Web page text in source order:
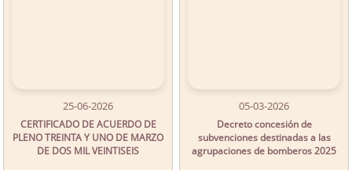
25-06-2026
CERTIFICADO DE ACUERDO DE
PLENO TREINTA Y UNO DE MARZO
DE DOS MIL VEINTISEIS
05-03-2026
Decreto concesión de
subvenciones destinadas a las
agrupaciones de bomberos 2025